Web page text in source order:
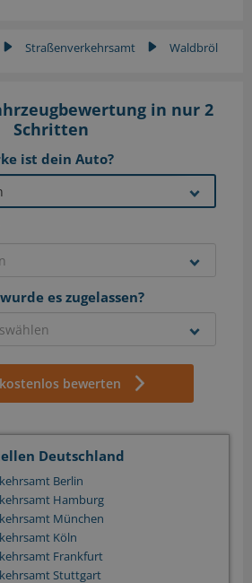
Straßenverkehrsamt Waldbröl
in nur 2
Schritten
ist dein Auto?
es zugelassen?
bewerten
Deutschland
Berlin
Hamburg
München
Köln
Frankfurt
Stuttgart